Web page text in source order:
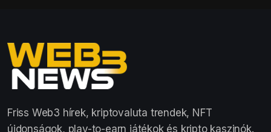
Friss Web3 hírek, kriptovaluta trendek, NFT
újdonságok, play-to-earn játékok és kripto kaszinók.